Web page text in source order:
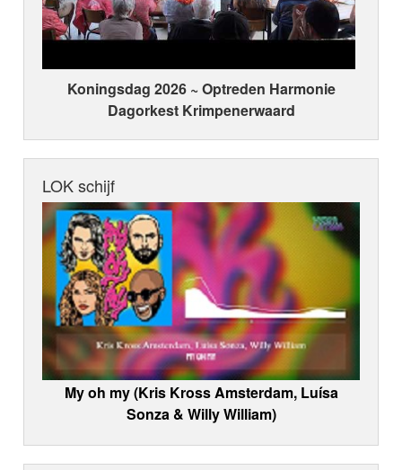
Koningsdag 2026 ~ Optreden Harmonie
Dagorkest Krimpenerwaard
LOK schijf
My oh my (Kris Kross Amsterdam, Luísa
Sonza & Willy William)